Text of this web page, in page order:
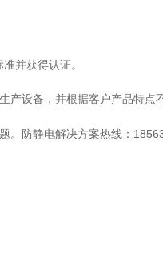
准并获得认证。
产设备，并根据客户产品特点
。防静电解决方案热线：